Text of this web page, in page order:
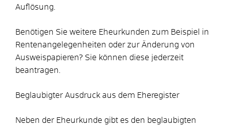
Auflösung.
Benötigen Sie weitere Eheurkunden zum Beispiel in
Rentenangelegenheiten oder zur Änderung von
Ausweispapieren? Sie können diese jederzeit
beantragen.
Beglaubigter Ausdruck aus dem Eheregister
Neben der Eheurkunde gibt es den beglaubigten